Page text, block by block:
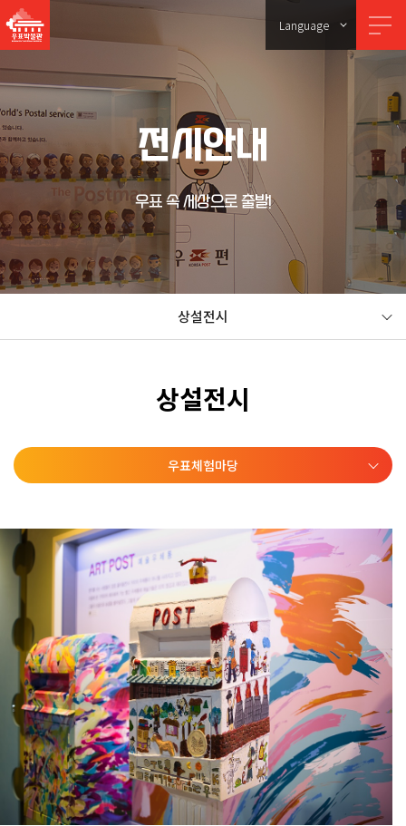
Language
전시안내
우표 속 세상으로 출발!
상설전시
상설전시
우표체험마당